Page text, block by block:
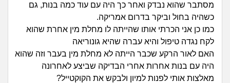
מדורים
זוגיות
היריון ולידה
חיפוש שאלות
הרשמה | התחברות
מסתבר שהוא נבדק ואחר כך היה עם עוד כמה בנות, גם
כשהיה בחול וביקר בדרום אמריקה.
כמו כן אני הכרתי אותו שהייתה לו מחלת מין אחרת שהוא
לקח נגדה טיפול והיא עברה שהיא גונוריאה
האם לאור הרקע שכבר הייתה לא מחלת מין בעבר וזה שהוא
היה עם בנות אחרות אחרי הבדיקה שביצע לאחרונה
מאלצות אותי לפנות למיון ולבקש את הקוקטייל?